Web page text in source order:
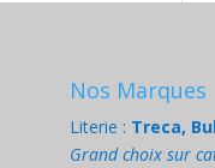
Nos Marques
Literie : Treca,
Grand choix sur